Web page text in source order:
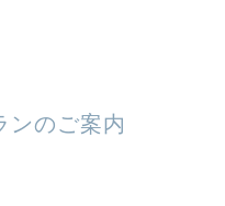
ンのご案内